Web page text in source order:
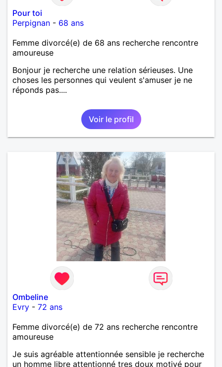
Pour toi
Perpignan - 68 ans
Femme divorcé(e) de 68 ans recherche rencontre
amoureuse
Bonjour je recherche une relation sérieuses. Une
choses les personnes qui veulent s'amuser je ne
réponds pas....
Voir le profil
Ombeline
Evry - 72 ans
Femme divorcé(e) de 72 ans recherche rencontre
amoureuse
Je suis agréable attentionnée sensible je recherche
un homme libre attentionné tres doux motivé pour